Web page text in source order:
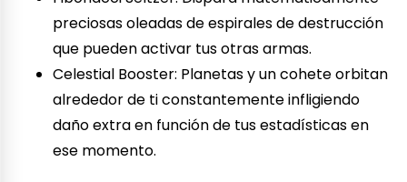
preciosas oleadas de espirales de destrucción
que pueden activar tus otras armas.
Celestial Booster: Planetas y un cohete orbitan
alrededor de ti constantemente infligiendo
daño extra en función de tus estadísticas en
ese momento.